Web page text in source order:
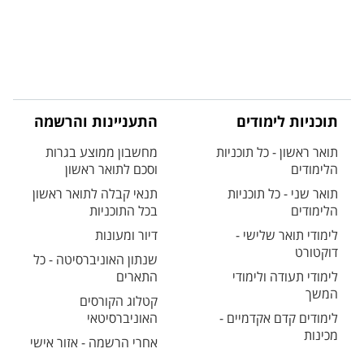
תוכניות לימודים
תואר ראשון - כל תוכניות
הלימודים
תואר שני - כל תוכניות
הלימודים
לימודי תואר שלישי -
דוקטורט
לימודי תעודה ולימודי
המשך
לימודים קדם אקדמיים -
מכינות
התעניינות והרשמה
מחשבון ממוצע בגרות
וסכם לתואר ראשון
תנאי קבלה לתואר ראשון
בכל התוכניות
דיור ומעונות
שנתון האוניברסיטה - כל
התארים
קטלוג הקורסים
האוניברסיטאי
אחרי הרשמה - אזור אישי